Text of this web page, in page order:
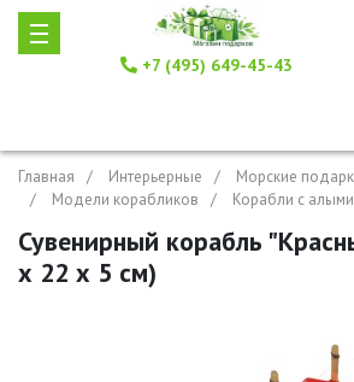
+7 (495) 649-45-43
Главная Интерьерные
Морские
Модели корабликов
Корабли с
Сувенирный корабль
х 22 х 5 см)